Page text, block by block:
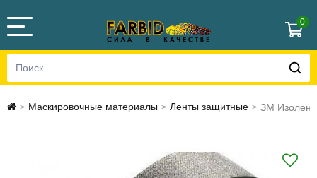
0
> Маскировочные материалы > Ленты защитные > ЗМ